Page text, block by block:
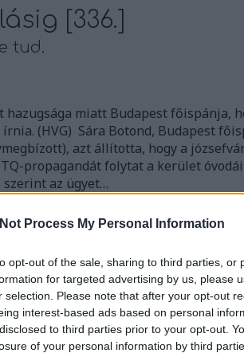
Process My Personal Information
opt-out of the sale, sharing to third parties, or
for targeted advertising by us, please
selection. Please note that after your opt-out
interest-based ads based on personal
to third parties prior to your opt-out.
of your personal information by third
[336.]
tud.
hazugsága miatt Budapest főispánja,
(HVG) Sára Botond, Budapest
azt állította, hogy a
propagandát folytat a kerület
szerint az ügyet…
ítélet bocsánat kérés